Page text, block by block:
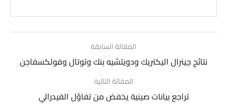
المقالة السابقة
نتائج جينرال اليكتريك ودويتشيه بنك وتوتال وفولكسفاجن
المقالة التالية
تراجع بيانات صينية يخفض من تفاؤل الفيدرالي